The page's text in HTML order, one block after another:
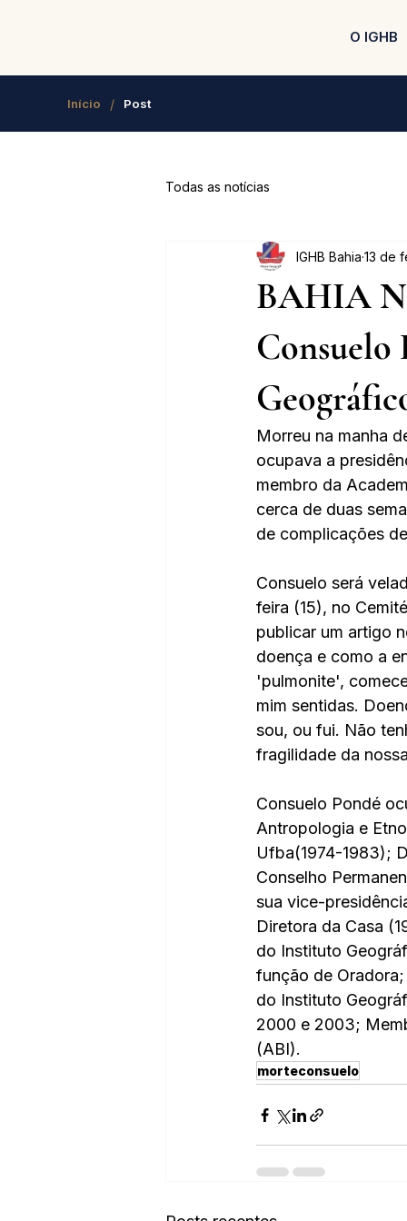
O IGHB
Início / Post
Todas as notícias
BAHIA
Consuelo
IGHB Bahia 13 de
Morreu na manha
ocupava a
membro da
cerca de duas
de complicações
Consuelo será
feira (15), no
publicar um artigo
doença e como a
'pulmonite',
mim sentidas.
sou, ou fui. Não
fragilidade da
Consuelo Pondé
Antropologia e
Ufba(1974-1983);
Conselho
sua vice-
Diretora da Casa
do Instituto
função de
do Instituto
2000 e 2003;
(ABI).
morteconsuelo